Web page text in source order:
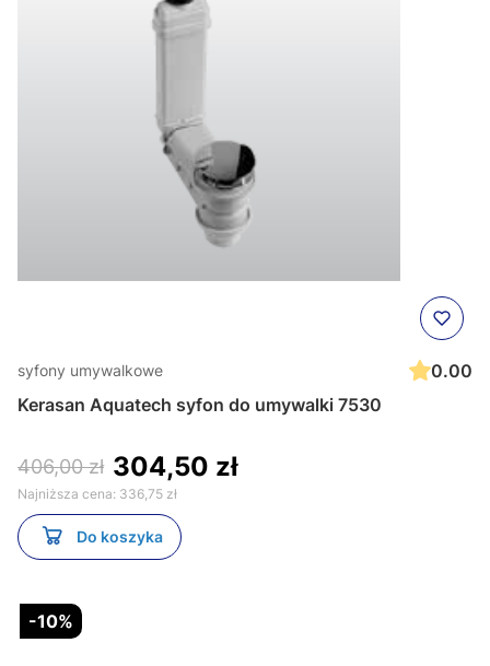
syfony umywalkowe
0.00
Kerasan Aquatech syfon do umywalki 7530
406,00 zł 304,50 zł
Najniższa cena: 336,75 zł
Do koszyka
-10%